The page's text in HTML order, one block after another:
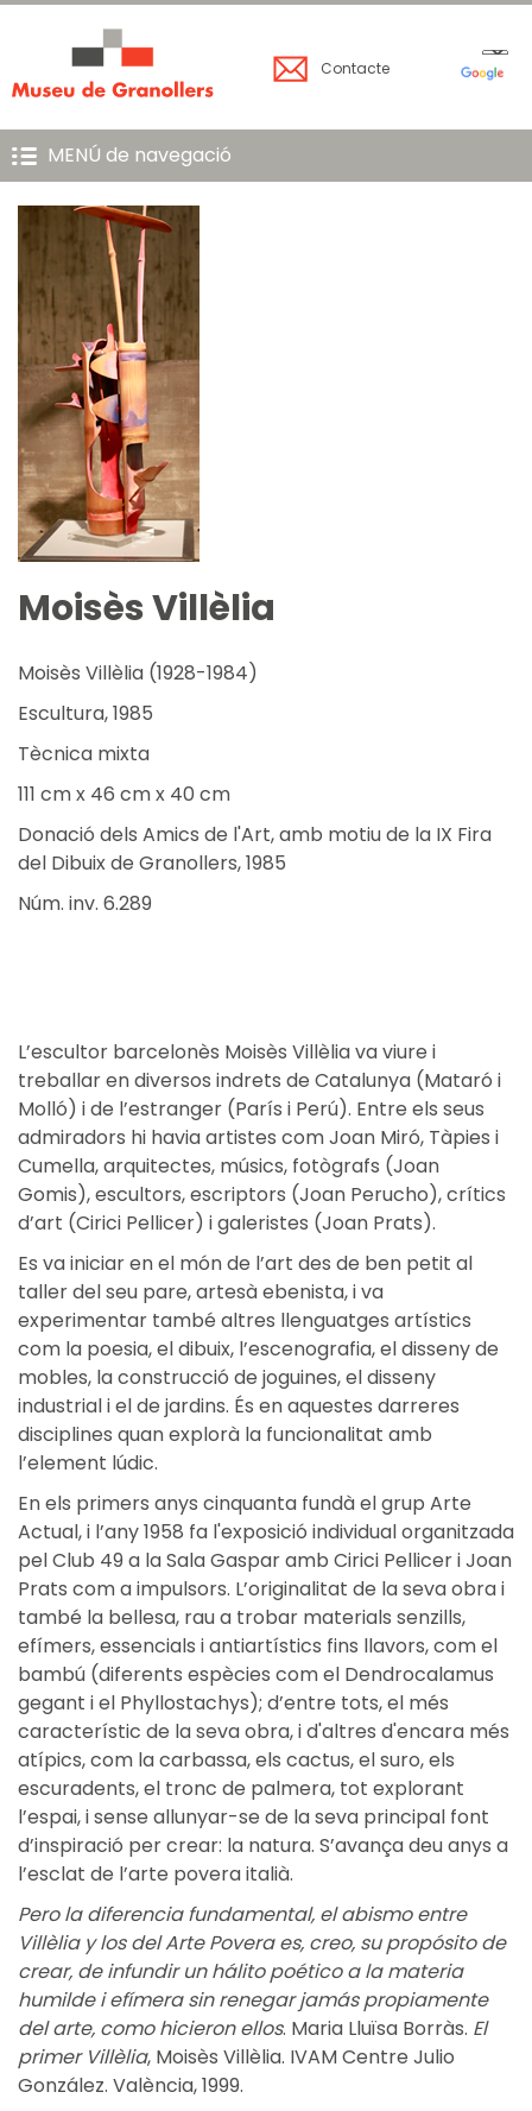
Contacte
MENÚ de navegació
Moisès Villèlia
Moisès Villèlia (1928-1984)
Escultura, 1985
Tècnica mixta
111 cm x 46 cm x 40 cm
Donació dels Amics de l'Art, amb motiu de la IX Fira
del Dibuix de Granollers, 1985
Núm. inv. 6.289
L’escultor barcelonès Moisès Villèlia va viure i
treballar en diversos indrets de Catalunya (Mataró i
Molló) i de l’estranger (París i Perú). Entre els seus
admiradors hi havia artistes com Joan Miró, Tàpies i
Cumella, arquitectes, músics, fotògrafs (Joan
Gomis), escultors, escriptors (Joan Perucho), crítics
d’art (Cirici Pellicer) i galeristes (Joan Prats).
Es va iniciar en el món de l’art des de ben petit al
taller del seu pare, artesà ebenista, i va
experimentar també altres llenguatges artístics
com la poesia, el dibuix, l’escenografia, el disseny de
mobles, la construcció de joguines, el disseny
industrial i el de jardins. És en aquestes darreres
disciplines quan explorà la funcionalitat amb
l’element lúdic.
En els primers anys cinquanta fundà el grup Arte
Actual, i l’any 1958 fa l'exposició individual organitzada
pel Club 49 a la Sala Gaspar amb Cirici Pellicer i Joan
Prats com a impulsors. L’originalitat de la seva obra i
també la bellesa, rau a trobar materials senzills,
efímers, essencials i antiartístics fins llavors, com el
bambú (diferents espècies com el Dendrocalamus
gegant i el Phyllostachys); d’entre tots, el més
característic de la seva obra, i d'altres d'encara més
atípics, com la carbassa, els cactus, el suro, els
escuradents, el tronc de palmera, tot explorant
l’espai, i sense allunyar-se de la seva principal font
d’inspiració per crear: la natura. S’avança deu anys a
l’esclat de l’arte povera italià.
Pero la diferencia fundamental, el abismo entre
Villèlia y los del Arte Povera es, creo, su propósito de
crear, de infundir un hálito poético a la materia
humilde i efímera sin renegar jamás propiamente
del arte, como hicieron ellos. Maria Lluïsa Borràs. El
primer Villèlia, Moisès Villèlia. IVAM Centre Julio
González. València, 1999.